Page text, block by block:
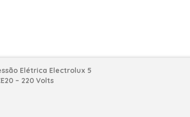
Elétrica Electrolux 5
– 220 Volts
de Refrigeração Ltda CNPJ: 09.316.105/